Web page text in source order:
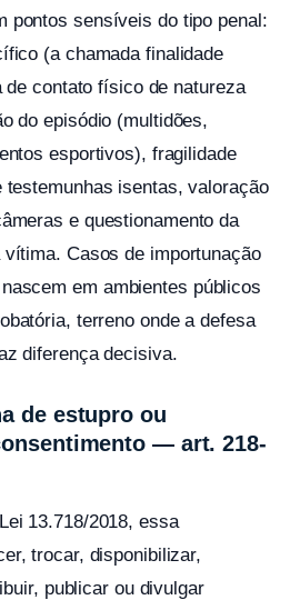
pontos sensíveis do tipo penal:
(a chamada finalidade
contato físico de natureza
do episódio (multidões,
esportivos), fragilidade
testemunhas isentas, valoração
e questionamento da
Casos de importunação
em ambientes públicos
terreno onde a defesa
diferença decisiva.
de estupro ou
— art. 218-
13.718/2018, essa
trocar, disponibilizar,
publicar ou divulgar